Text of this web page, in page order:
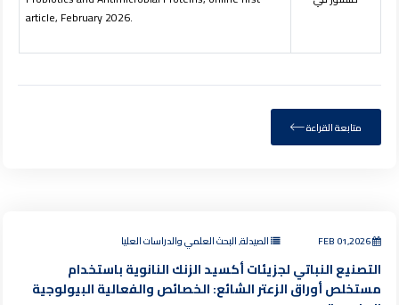
article, February 2026.
متابعة القراءة
FEB 01,2026 الصيدلة, البحث العلمي والدراسات العليا
التصنيع النباتي لجزيئات أكسيد الزنك النانوية باستخدام
مستخلص أوراق الزعتر الشائع: الخصائص والفعالية البيولوجية